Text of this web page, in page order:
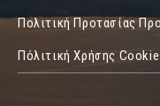
Πολιτική Προτασίας
Πόλιτική Χρήσης